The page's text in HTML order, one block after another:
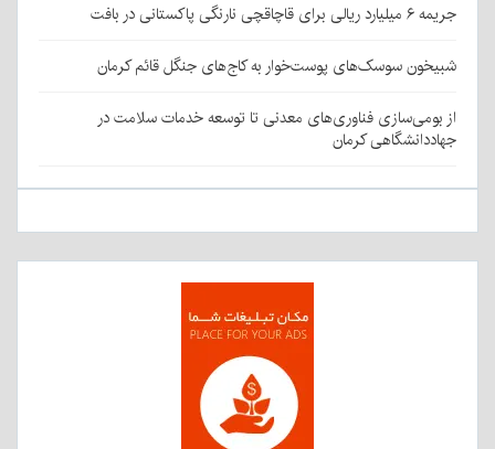
جریمه ۶ میلیارد ریالی برای قاچاقچی نارنگی پاکستانی در بافت
شبیخون سوسک‌های پوست‌خوار به کاج‌های جنگل قائم کرمان
از بومی‌سازی فناوری‌های معدنی تا توسعه خدمات سلامت در
جهاددانشگاهی کرمان